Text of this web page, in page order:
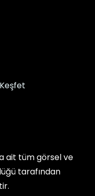
ait tüm görsel ve
tarafından